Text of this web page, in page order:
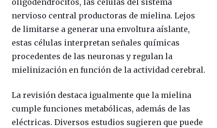
oligodendrocitos, las células del sistema
nervioso central productoras de mielina. Lejos
de limitarse a generar una envoltura aíslante,
estas células interpretan señales químicas
procedentes de las neuronas y regulan la
mielinización en función de la actividad cerebral.
La revisión destaca igualmente que la mielina
cumple funciones metabólicas, además de las
eléctricas. Diversos estudios sugieren que puede